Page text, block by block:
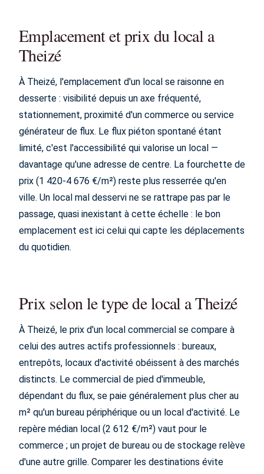
Emplacement et prix du local a
Theizé
À Theizé, l'emplacement d'un local se raisonne en
desserte : visibilité depuis un axe fréquenté,
stationnement, proximité d'un commerce ou service
générateur de flux. Le flux piéton spontané étant
limité, c'est l'accessibilité qui valorise un local —
davantage qu'une adresse de centre. La fourchette de
prix (1 420-4 676 €/m²) reste plus resserrée qu'en
ville. Un local mal desservi ne se rattrape pas par le
passage, quasi inexistant à cette échelle : le bon
emplacement est ici celui qui capte les déplacements
du quotidien.
Prix selon le type de local a Theizé
À Theizé, le prix d'un local commercial se compare à
celui des autres actifs professionnels : bureaux,
entrepôts, locaux d'activité obéissent à des marchés
distincts. Le commercial de pied d'immeuble,
dépendant du flux, se paie généralement plus cher au
m² qu'un bureau périphérique ou un local d'activité. Le
repère médian local (2 612 €/m²) vaut pour le
commerce ; un projet de bureau ou de stockage relève
d'une autre grille. Comparer les destinations évite